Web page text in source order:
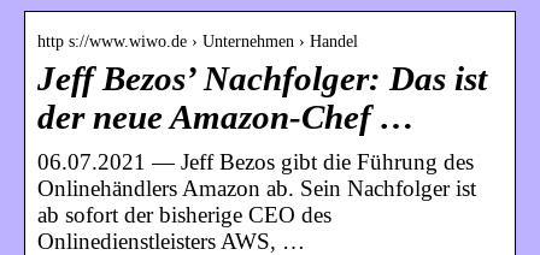
http s://www.wiwo.de › Unternehmen › Handel
Jeff Bezos’ Nachfolger: Das ist
der neue Amazon-Chef …
06.07.2021 — Jeff Bezos gibt die Führung des
Onlinehändlers Amazon ab. Sein Nachfolger ist
ab sofort der bisherige CEO des
Onlinedienstleisters AWS, …